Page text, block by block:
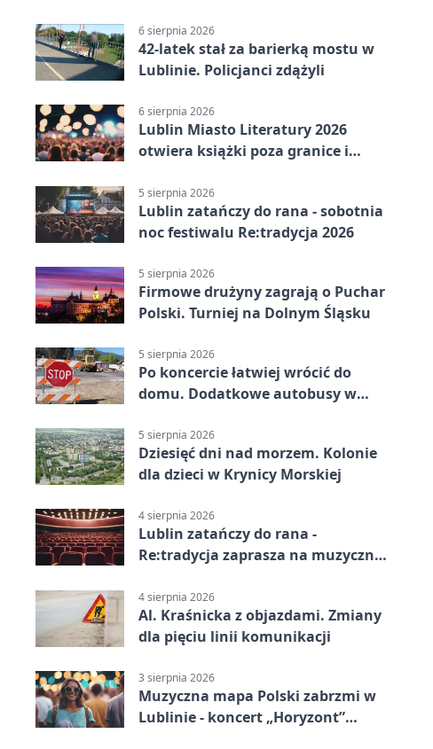
6 sierpnia 2026
42-latek stał za barierką mostu w
Lublinie. Policjanci zdążyli
6 sierpnia 2026
Lublin Miasto Literatury 2026
otwiera książki poza granice i
5 sierpnia 2026
Lublin zatańczy do rana - sobotnia
noc festiwalu Re:tradycja 2026
5 sierpnia 2026
Firmowe drużyny zagrają o Puchar
Polski. Turniej na Dolnym Śląsku
5 sierpnia 2026
Po koncercie łatwiej wrócić do
domu. Dodatkowe autobusy w
5 sierpnia 2026
Dziesięć dni nad morzem. Kolonie
dla dzieci w Krynicy Morskiej
4 sierpnia 2026
Lublin zatańczy do rana -
Re:tradycja zaprasza na muzyczną
4 sierpnia 2026
Al. Kraśnicka z objazdami. Zmiany
dla pięciu linii komunikacji
3 sierpnia 2026
Muzyczna mapa Polski zabrzmi w
Lublinie - koncert „Horyzont”